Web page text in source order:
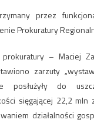
przez
Prokuratury
– Maciej
zarzuty
posłużyły do
sięgającej 22,2 mln
działalności